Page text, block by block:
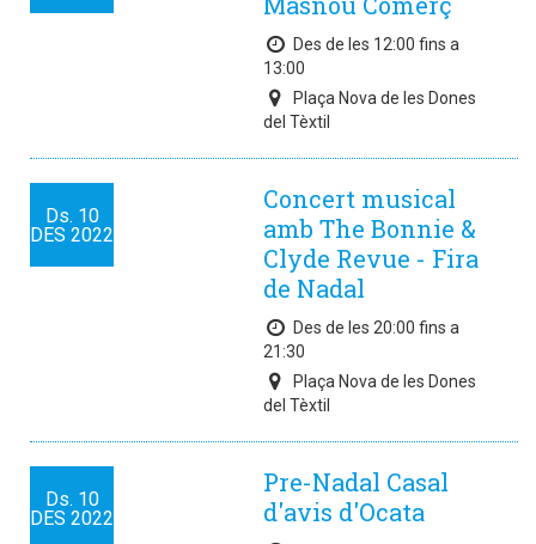
Des de les 12:00 fins a
13:00
Plaça Nova de les Dones
del Tèxtil
Ds. 10
DES 2022
Concert musical
amb The Bonnie &
Clyde Revue - Fira
de Nadal
Des de les 20:00 fins a
21:30
Plaça Nova de les Dones
del Tèxtil
Ds. 10
DES 2022
Pre-Nadal Casal
d'avis d'Ocata